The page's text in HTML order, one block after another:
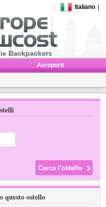
Italiano
Backpackers
Aeroporti
questo ostello